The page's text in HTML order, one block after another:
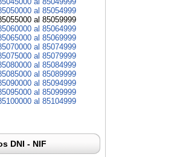
al 85054999
al 85059999
al 85064999
al 85069999
al 85074999
al 85079999
al 85084999
al 85089999
al 85094999
al 85099999
al 85104999
DNI - NIF